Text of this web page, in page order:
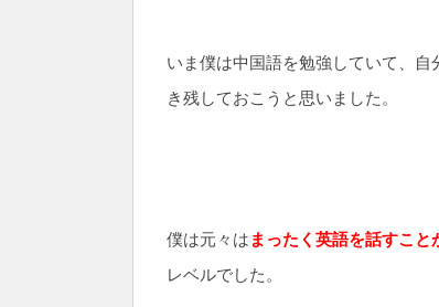
いま僕は中国語を勉強していて、
き残しておこうと思いました。
僕は元々は まったく英語を話すこと
レベルでした。